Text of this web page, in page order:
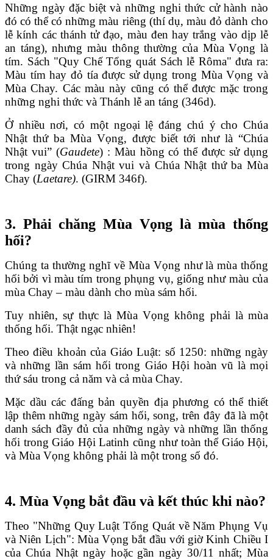
Những ngày đặc biệt và những nghi thức cử hành nào
đó có thể có những màu riêng (thí dụ, màu đỏ dành cho
lễ kính các thánh tử đạo, màu đen hay trắng vào dịp lễ
an táng), nhưng màu thông thường của Mùa Vọng là
tím. Sách "Quy Chế Tổng quát Sách lễ Rôma" đưa ra:
Màu tím hay đỏ tía được sử dụng trong Mùa Vọng và
Mùa Chay. Các màu này cũng có thể được mặc trong
những nghi thức và Thánh lễ an táng (346d).
Ở nhiều nơi, có một ngoại lệ đáng chú ý cho Chúa
Nhật thứ ba Mùa Vọng, được biết tới như là “Chúa
Nhật vui” (Gaudete) : Màu hồng có thể được sử dụng
trong ngày Chúa Nhật vui và Chúa Nhật thứ ba Mùa
Chay (Laetare). (GIRM 346f).
3. Phải chăng Mùa Vọng là mùa thống
hối?
Chúng ta thường nghĩ về Mùa Vọng như là mùa thống
hối bởi vì màu tím trong phụng vụ, giống như màu của
mùa Chay – màu dành cho mùa sám hối.
Tuy nhiên, sự thực là Mùa Vọng không phải là mùa
thống hối. Thật ngạc nhiên!
Theo điều khoản của Giáo Luật: số 1250: những ngày
và những lần sám hối trong Giáo Hội hoàn vũ là mọi
thứ sáu trong cả năm và cả mùa Chay.
Mặc dầu các đấng bản quyền địa phương có thể thiết
lập thêm những ngày sám hối, song, trên đây đã là một
danh sách đầy đủ của những ngày và những lần thống
hối trong Giáo Hội Latinh cũng như toàn thể Giáo Hội,
và Mùa Vọng không phải là một trong số đó.
4. Mùa Vọng bắt đầu và kết thúc khi nào?
Theo "Những Quy Luật Tổng Quát về Năm Phụng Vụ
và Niên Lịch": Mùa Vọng bắt đầu với giờ Kinh Chiều I
của Chúa Nhật ngày hoặc gần ngày 30/11 nhất; Mùa